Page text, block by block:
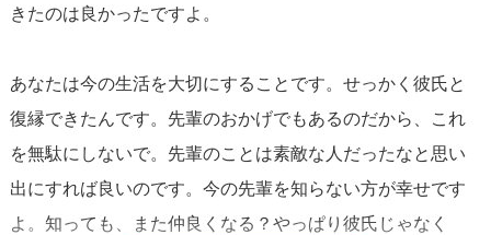
きたのは良かったですよ。
あなたは今の生活を大切にすることです。せっかく彼氏と
復縁できたんです。先輩のおかげでもあるのだから、これ
を無駄にしないで。先輩のことは素敵な人だったなと思い
出にすれば良いのです。今の先輩を知らない方が幸せです
よ。知っても、また仲良くなる？やっぱり彼氏じゃなく